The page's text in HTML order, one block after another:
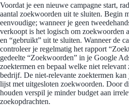
Voordat je een nieuwe campagne start,
aantal zoekwoorden uit te sluiten. Begin
eenvoudige; wanneer je geen
verkoopt is het logisch om zoekwoorden
en “gebruikt” uit te sluiten. Wanneer de
controleer je regelmatig het rapport
gedeelte “Zoekwoorden” in je Google
zoektermen en bepaal welke niet
bedrijf. De niet-relevante zoektermen kan
lijst met uitgesloten zoekwoorden. Door
houden verspil je minder budget aan
zoekopdrachten.